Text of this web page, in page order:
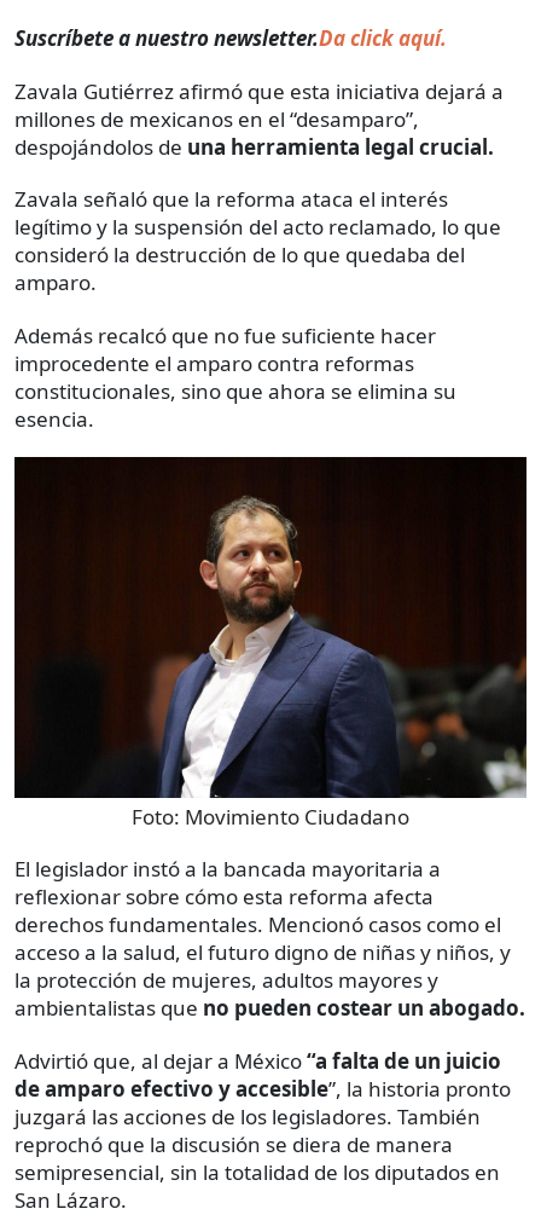
Suscríbete a nuestro newsletter.Da click aquí.
Zavala Gutiérrez afirmó que esta iniciativa dejará a
millones de mexicanos en el “desamparo”,
despojándolos de una herramienta legal crucial.
Zavala señaló que la reforma ataca el interés
legítimo y la suspensión del acto reclamado, lo que
consideró la destrucción de lo que quedaba del
amparo.
Además recalcó que no fue suficiente hacer
improcedente el amparo contra reformas
constitucionales, sino que ahora se elimina su
esencia.
Foto: Movimiento Ciudadano
El legislador instó a la bancada mayoritaria a
reflexionar sobre cómo esta reforma afecta
derechos fundamentales. Mencionó casos como el
acceso a la salud, el futuro digno de niñas y niños, y
la protección de mujeres, adultos mayores y
ambientalistas que no pueden costear un abogado.
Advirtió que, al dejar a México“a falta de un juicio
de amparo efectivo y accesible”, la historia pronto
juzgará las acciones de los legisladores. También
reprochó que la discusión se diera de manera
semipresencial, sin la totalidad de los diputados en
San Lázaro.